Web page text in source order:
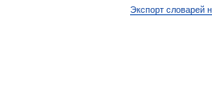
Экспорт словарей